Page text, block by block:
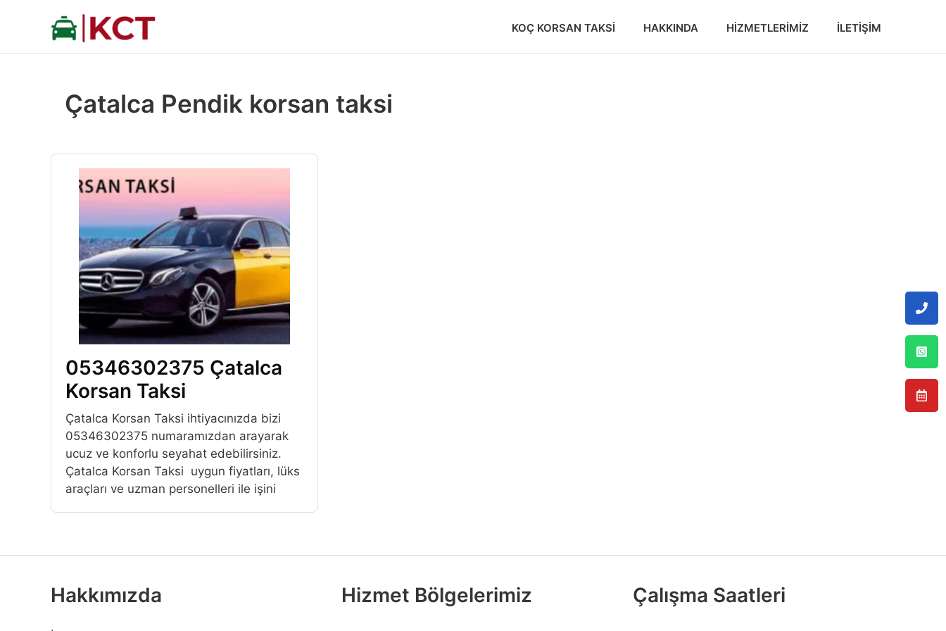
KOÇ KORSAN TAKSI HAKKINDA HIZMETLERIMIZ İLETIŞIM
Çatalca Pendik korsan taksi
05346302375 Çatalca
Korsan Taksi
Çatalca Korsan Taksi ihtiyacınızda bizi
05346302375 numaramızdan arayarak
ucuz ve konforlu seyahat edebilirsiniz.
Çatalca Korsan Taksi uygun fiyatları, lüks
araçları ve uzman personelleri ile işini
Hakkımızda Hizmet Bölgelerimiz Çalışma Saatleri